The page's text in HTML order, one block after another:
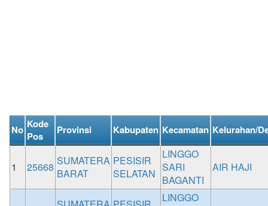
No Kode
Pos
Provinsi Kabupaten Kecamatan Kelurahan/
1 25668 SUMATERA
BARAT
PESISIR
SELATAN
LINGGO
SARI
BAGANTI
AIR HAJI
LINGGO